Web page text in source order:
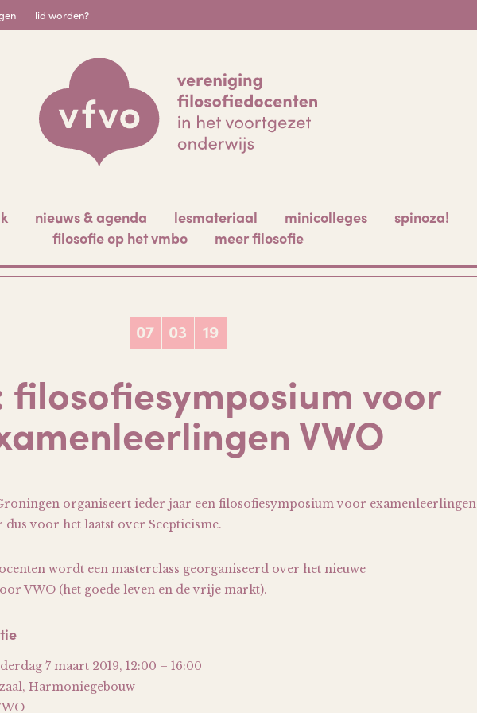
lid worden?
nieuws & agenda lesmateriaal minicolleges
spinoza!
filosofie op het vmbo
meer filosofie
07 03 19
filosofiesymposium voor
VWO
organiseert ieder jaar een filosofiesymposium voor examenleerlingen
dus voor het laatst over Scepticisme.
wordt een masterclass georganiseerd over het nieuwe
VWO (het goede leven en de vrije markt).
7 maart 2019, 12:00 – 16:00
Harmoniegebouw